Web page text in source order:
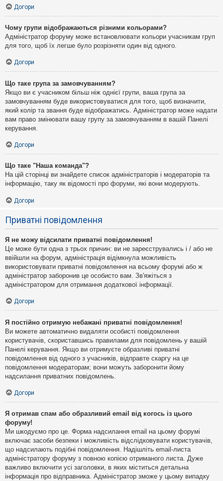
Догори
Чому групи відображаються різними кольорами?
Адміністратор форуму може встановлювати кольори учасникам груп
для того, щоб їх легше було розрізняти один від одного.
Догори
Що таке група за замовчуванням?
Якщо ви є учасником більш ніж однієї групи, ваша група за
замовчуванням буде використовуватися для того, щоб визначити,
який колір та звання буде відображатись. Адміністратор може надати
вам право змінювати вашу групу за замовчуванням в вашій Панелі
керування.
Догори
Що таке "Наша команда"?
На цій сторінці ви знайдете список адміністраторів і модераторів та
інформацію, таку як відомості про форуми, які вони модерують.
Догори
Приватні повідомлення
Я не можу відсилати приватні повідомлення!
Це може бути одна з трьох причин: ви не зареєструвались і / або не
ввійшли на форум, адміністрація відімкнула можливість
використовувати приватні повідомлення на всьому форумі або ж
адміністратор заборонив це особисто вам. Зв'яжіться з
адміністратором для отримання додаткової інформації.
Догори
Я постійно отримую небажані приватні повідомлення!
Ви можете автоматично видаляти особисті повідомлення
користувачів, скориставшись правилами для повідомлень у вашій
Панелі керування. Якщо ви отримуєте образливі приватні
повідомлення від одного з учасників, відправте скаргу на це
повідомлення модераторам; вони можуть заборонити йому
надсилання приватних повідомлень.
Догори
Я отримав спам або образливий email від когось із цього
форуму!
Ми шкодуємо про це. Форма надсилання email на цьому форумі
включає засоби безпеки і можливість відслідковувати користувачів,
що надсилають подібні повідомлення. Надішліть email-листа
адміністратору форуму з повною копією отриманого листа. Дуже
важливо включити усі заголовки, в яких міститься детальна
інформація про відправника. Адміністратор зможе у цьому випадку